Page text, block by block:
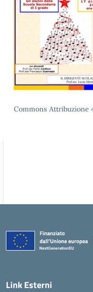
Commons Attribuzione
Link Esterni